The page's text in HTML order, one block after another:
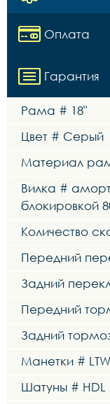
Оплата
Гарантия
Рама # 18"
Цвет # Серый
Материал
Вилка #
блокировкой
Количество
Передний
Задний
Передний
Задний
Манетки #
Шатуны # HDL